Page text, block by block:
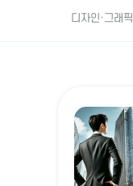
디자인·그래픽